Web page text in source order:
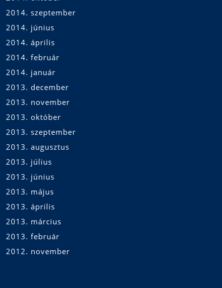
2014. szeptember
2014. június
2014. április
2014. február
2014. január
2013. december
2013. november
2013. október
2013. szeptember
2013. augusztus
2013. július
2013. június
2013. május
2013. április
2013. március
2013. február
2012. november